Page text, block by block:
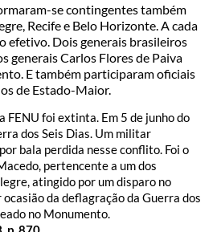
se contingentes também
Recife e Belo Horizonte. A cada
efetivo. Dois generais brasileiros
generais Carlos Flores de Paiva
E também participaram oficiais
de Estado-Maior.
FENU foi extinta. Em 5 de junho do
dos Seis Dias. Um militar
bala perdida nesse conflito. Foi o
pertencente a um dos
atingido por um disparo no
da deflagração da Guerra dos
no Monumento.